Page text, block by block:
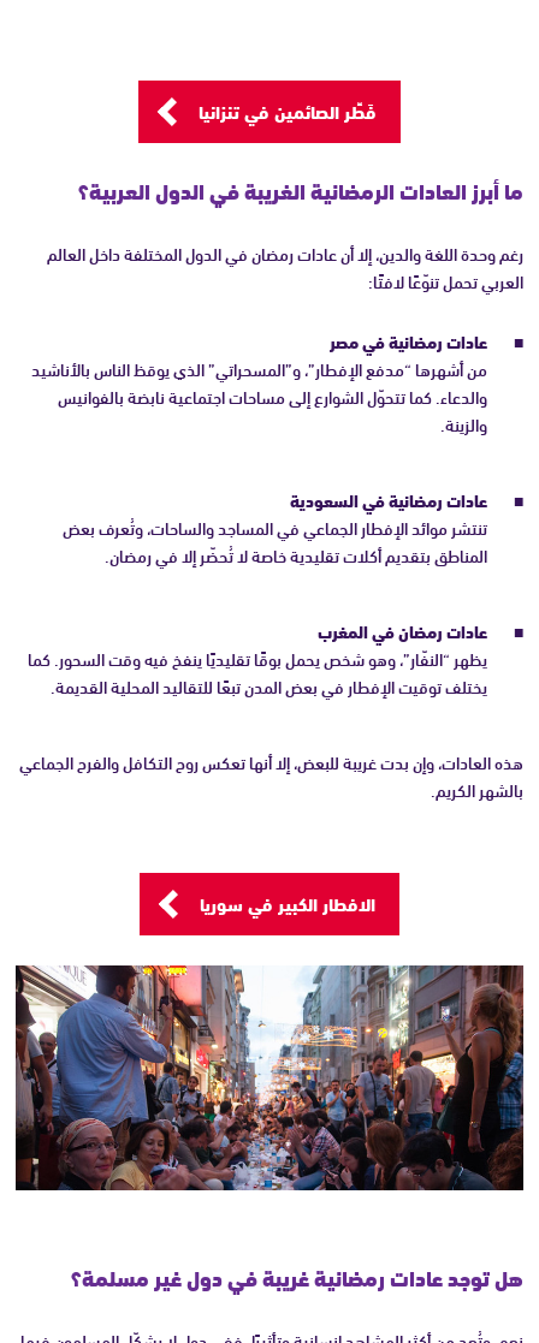
فَطِّر الصائمين في تنزانيا
ما أبرز العادات الرمضانية الغريبة في الدول العربية؟
رغم وحدة اللغة والدين، إلا أن عادات رمضان في الدول المختلفة داخل العالم
العربي تحمل تنوّعًا لافتًا:
عادات رمضانية في مصر
من أشهرها “مدفع الإفطار”، و”المسحراتي” الذي يوقظ الناس بالأناشيد
والدعاء. كما تتحوّل الشوارع إلى مساحات اجتماعية نابضة بالفوانيس
والزينة.
عادات رمضانية في السعودية
تنتشر موائد الإفطار الجماعي في المساجد والساحات، وتُعرف بعض
المناطق بتقديم أكلات تقليدية خاصة لا تُحضّر إلا في رمضان.
عادات رمضان في المغرب
يظهر “النفّار”، وهو شخص يحمل بوقًا تقليديًا ينفخ فيه وقت السحور. كما
يختلف توقيت الإفطار في بعض المدن تبعًا للتقاليد المحلية القديمة.
هذه العادات، وإن بدت غريبة للبعض، إلا أنها تعكس روح التكافل والفرح الجماعي
بالشهر الكريم.
الافطار الكبير في سوريا
هل توجد عادات رمضانية غريبة في دول غير مسلمة؟